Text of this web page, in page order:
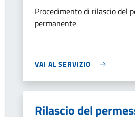
Procedimento di rilascio del
permanente
VAI AL SERVIZIO
Rilascio del